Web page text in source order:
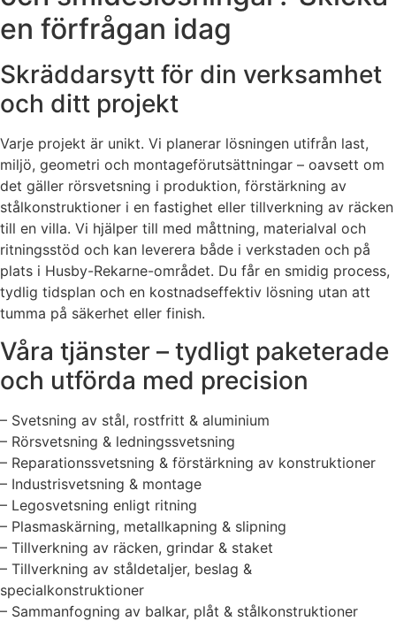
en förfrågan idag
Skräddarsytt för din verksamhet
och ditt projekt
Varje projekt är unikt. Vi planerar lösningen utifrån last,
miljö, geometri och montageförutsättningar – oavsett om
det gäller rörsvetsning i produktion, förstärkning av
stålkonstruktioner i en fastighet eller tillverkning av räcken
till en villa. Vi hjälper till med måttning, materialval och
ritningsstöd och kan leverera både i verkstaden och på
plats i Husby-Rekarne-området. Du får en smidig process,
tydlig tidsplan och en kostnadseffektiv lösning utan att
tumma på säkerhet eller finish.
Våra tjänster – tydligt paketerade
och utförda med precision
– Svetsning av stål, rostfritt & aluminium
– Rörsvetsning & ledningssvetsning
– Reparationssvetsning & förstärkning av konstruktioner
– Industrisvetsning & montage
– Legosvetsning enligt ritning
– Plasmaskärning, metallkapning & slipning
– Tillverkning av räcken, grindar & staket
– Tillverkning av ståldetaljer, beslag &
specialkonstruktioner
– Sammanfogning av balkar, plåt & stålkonstruktioner